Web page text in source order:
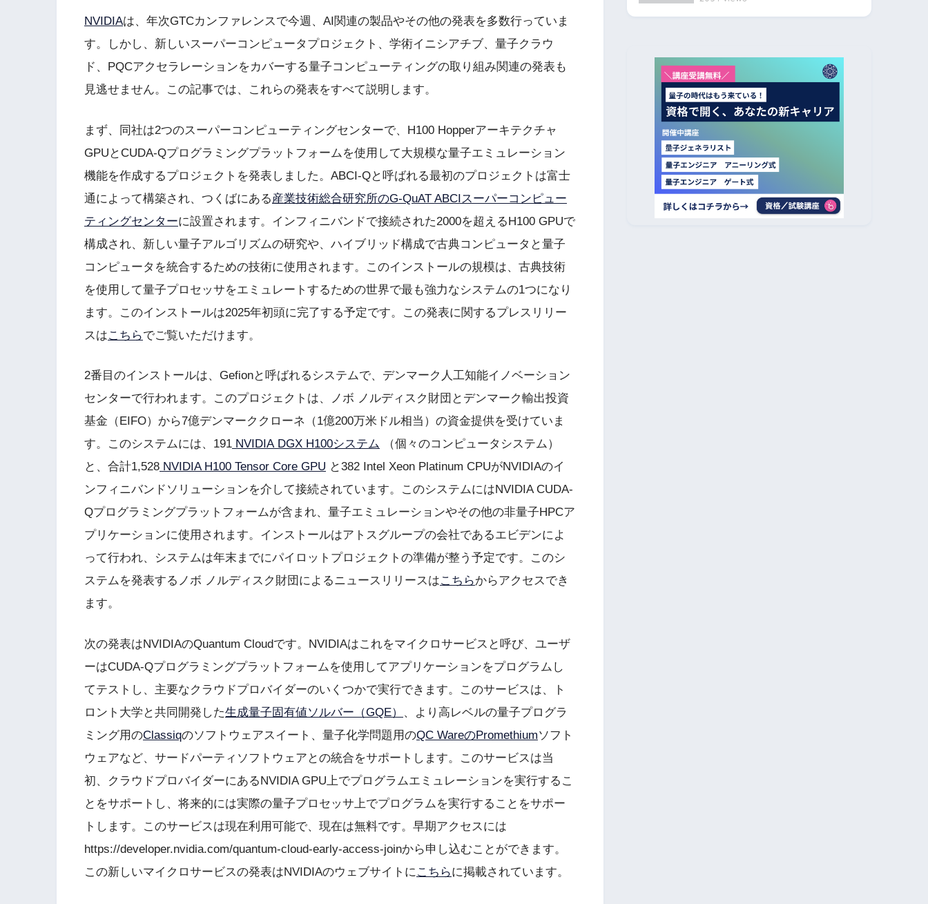
NVIDIAは、年次GTCカンファレンスで今週、AI関連の製品やその他の発表を多数行っていま
す。しかし、新しいスーパーコンピュータプロジェクト、学術イニシアチブ、量子クラウ
ド、PQCアクセラレーションをカバーする量子コンピューティングの取り組み関連の発表も
見逃せません。この記事では、これらの発表をすべて説明します。
まず、同社は2つのスーパーコンピューティングセンターで、H100 Hopperアーキテクチャ
GPUとCUDA-Qプログラミングプラットフォームを使用して大規模な量子エミュレーション
機能を作成するプロジェクトを発表しました。ABCI-Qと呼ばれる最初のプロジェクトは富士
通によって構築され、つくばにある産業技術総合研究所のG-QuAT ABCIスーパーコンピュー
ティングセンターに設置されます。インフィニバンドで接続された2000を超えるH100 GPUで
構成され、新しい量子アルゴリズムの研究や、ハイブリッド構成で古典コンピュータと量子
コンピュータを統合するための技術に使用されます。このインストールの規模は、古典技術
を使用して量子プロセッサをエミュレートするための世界で最も強力なシステムの1つになり
ます。このインストールは2025年初頭に完了する予定です。この発表に関するプレスリリー
スはこちらでご覧いただけます。
2番目のインストールは、Gefionと呼ばれるシステムで、デンマーク人工知能イノベーション
センターで行われます。このプロジェクトは、ノボ ノルディスク財団とデンマーク輸出投資
基金（EIFO）から7億デンマーククローネ（1億200万米ドル相当）の資金提供を受けていま
す。このシステムには、191 NVIDIA DGX H100システム （個々のコンピュータシステム）
と、合計1,528 NVIDIA H100 Tensor Core GPU と382 Intel Xeon Platinum CPUがNVIDIAのイ
ンフィニバンドソリューションを介して接続されています。このシステムにはNVIDIA CUDA-
Qプログラミングプラットフォームが含まれ、量子エミュレーションやその他の非量子HPCア
プリケーションに使用されます。インストールはアトスグループの会社であるエビデンによ
って行われ、システムは年末までにパイロットプロジェクトの準備が整う予定です。このシ
ステムを発表するノボ ノルディスク財団によるニュースリリースはこちらからアクセスでき
ます。
次の発表はNVIDIAのQuantum Cloudです。NVIDIAはこれをマイクロサービスと呼び、ユーザ
ーはCUDA-Qプログラミングプラットフォームを使用してアプリケーションをプログラムし
てテストし、主要なクラウドプロバイダーのいくつかで実行できます。このサービスは、ト
ロント大学と共同開発した生成量子固有値ソルバー（GQE）
、より高レベルの量子プログラ
ミング用のClassiqのソフトウェアスイート、量子化学問題用のQC WareのPromethiumソフト
ウェアなど、サードパーティソフトウェアとの統合をサポートします。このサービスは当
初、クラウドプロバイダーにあるNVIDIA GPU上でプログラムエミュレーションを実行するこ
とをサポートし、将来的には実際の量子プロセッサ上でプログラムを実行することをサポー
トします。このサービスは現在利用可能で、現在は無料です。早期アクセスには
https://developer.nvidia.com/quantum-cloud-early-access-joinから申し込むことができます。
この新しいマイクロサービスの発表はNVIDIAのウェブサイトにこちらに掲載されています。